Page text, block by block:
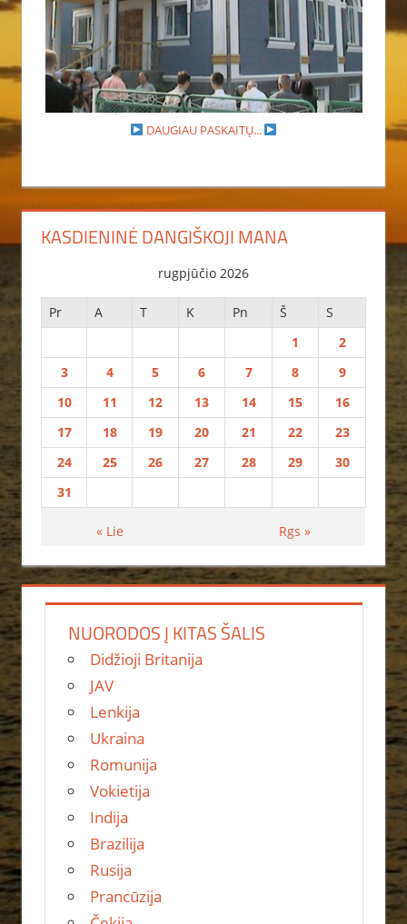
DAUGIAU PASKAITŲ...
KASDIENINĖ DANGIŠKOJI MANA
rugpjūčio 2026
Pr A T K Pn Š
S
1
2
3
4 5 6 7 8
9
10
11 12 13 14 15
16
17
18 19 20 21 22
23
24
25 26 27 28 29
30
31
« Lie Rgs »
NUORODOS Į KITAS ŠALIS
Didžioji Britanija
JAV
Lenkija
Ukraina
Romunija
Vokietija
Indija
Brazilija
Rusija
Prancūzija